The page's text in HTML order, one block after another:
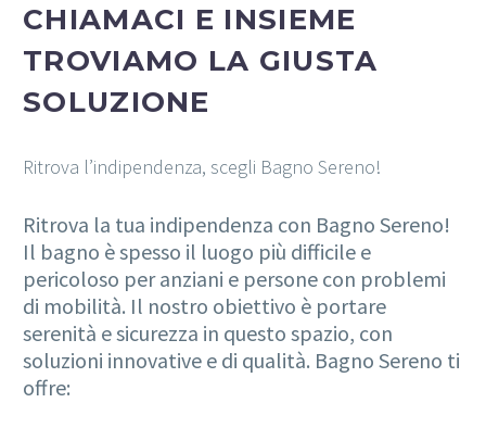
CHIAMACI E INSIEME
TROVIAMO LA GIUSTA
SOLUZIONE
Ritrova l’indipendenza, scegli Bagno Sereno!
Ritrova la tua indipendenza con Bagno Sereno!
Il bagno è spesso il luogo più difficile e
pericoloso per anziani e persone con problemi
di mobilità. Il nostro obiettivo è portare
serenità e sicurezza in questo spazio, con
soluzioni innovative e di qualità. Bagno Sereno ti
offre: